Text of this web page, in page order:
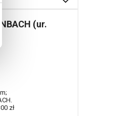
(ur.
zł